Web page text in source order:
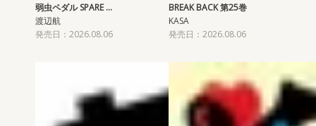
弱虫ペダル SPARE …
渡辺航
発売日：2026.08.06
BREAK BACK 第25巻
KASA
発売日：2026.08.06